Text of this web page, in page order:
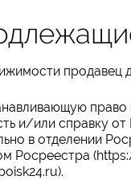
продавец
право
и/или справку
в отделении
Росреестра